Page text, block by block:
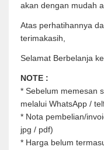
akan dengan mudah
Atas perhatihannya
terimakasih,
Selamat Berbelanja
NOTE :
* Sebelum memesan
melalui WhatsApp /
* Nota pembelian/
jpg / pdf)
* Harga belum